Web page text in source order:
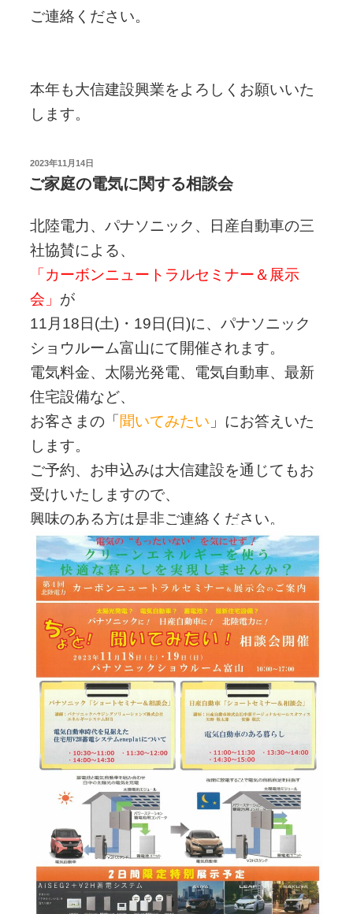
ご連絡ください。
本年も大信建設興業をよろしくお願いいた
します。
投
稿
日:
2023年11月14日
ご家庭の電気に関する相談会
北陸電力、パナソニック、日産自動車の三
社協賛による、
「カーボンニュートラルセミナー＆展示
会」 が
11月18日(土)・19日(日)に、パナソニック
ショウルーム富山にて開催されます。
電気料金、太陽光発電、電気自動車、最新
住宅設備など、
お客さまの「聞いてみたい 」にお答えいた
します。
ご予約、お申込みは大信建設を通じてもお
受けいたしますので、
興味のある方は是非ご連絡ください。